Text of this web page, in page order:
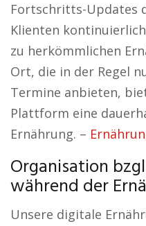
Fortschritts-Updates
Klienten
zu herkömmlichen
Ort, die in der Regel
Termine anbieten,
Plattform eine
Ernährung. –
Organisation
während der
Unsere digitale